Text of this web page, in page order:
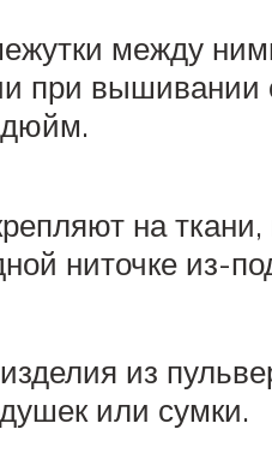
между
при
дюйм.
на
ниточке из-
из
или сумки.